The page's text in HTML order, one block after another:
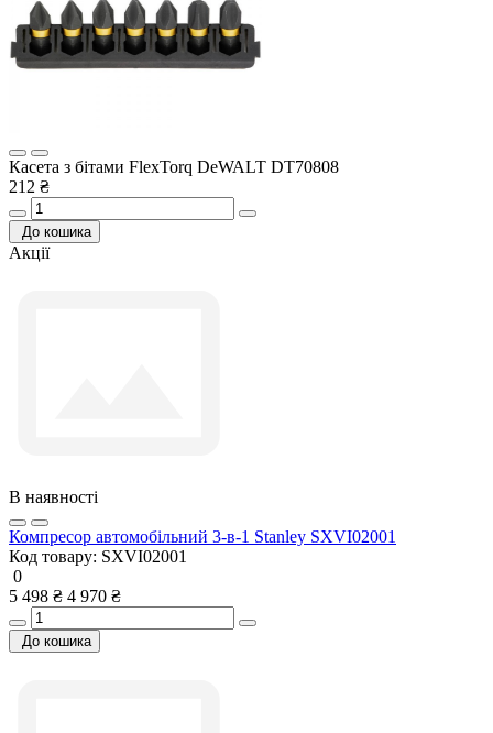
Касета з бітами FlexTorq DeWALT DT70808
212 ₴
До кошика
Акції
В наявності
Компресор автомобільний 3-в-1 Stanley SXVI02001
Код товару: SXVI02001
0
5 498 ₴ 4 970 ₴
До кошика